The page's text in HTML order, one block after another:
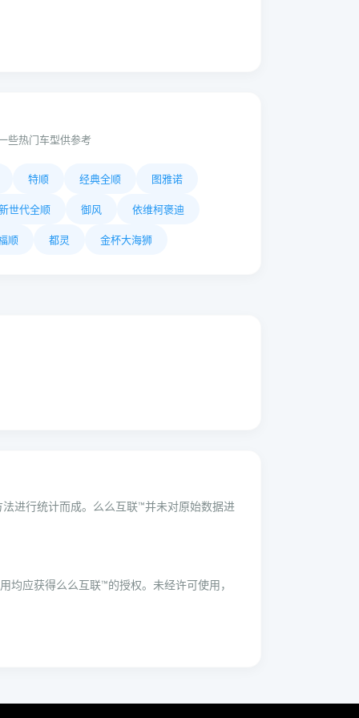
些热门车型供参考
特顺 经典全顺 图雅诺
世代全顺 御风 依维柯褒迪
顺 都灵 金杯大海狮
进行统计而成。么么互联™并未对原始数据进
应获得么么互联™的授权。未经许可使用，